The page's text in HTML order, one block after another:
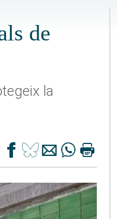
de
la